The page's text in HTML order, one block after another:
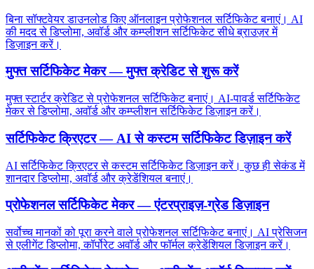
बिना सॉफ्टवेयर डाउनलोड किए ऑनलाइन प्रोफेशनल सर्टिफिकेट बनाएं। AI
की मदद से डिप्लोमा, अवॉर्ड और कम्प्लीशन सर्टिफिकेट सीधे ब्राउज़र में
डिज़ाइन करें।
मुफ्त सर्टिफिकेट मेकर — मुफ्त क्रेडिट से शुरू करें
मुफ्त स्टार्टर क्रेडिट से प्रोफेशनल सर्टिफिकेट बनाएं। AI-पावर्ड सर्टिफिकेट
मेकर से डिप्लोमा, अवॉर्ड और कम्प्लीशन सर्टिफिकेट डिज़ाइन करें।
सर्टिफिकेट क्रिएटर — AI से कस्टम सर्टिफिकेट डिज़ाइन करें
AI सर्टिफिकेट क्रिएटर से कस्टम सर्टिफिकेट डिज़ाइन करें। कुछ ही सेकंड में
शानदार डिप्लोमा, अवॉर्ड और क्रेडेंशियल बनाएं।
प्रोफेशनल सर्टिफिकेट मेकर — एंटरप्राइज़-ग्रेड डिज़ाइन
सर्वोच्च मानकों को पूरा करने वाले प्रोफेशनल सर्टिफिकेट बनाएं। AI प्रेसिजन
से एलीगेंट डिप्लोमा, कॉर्पोरेट अवॉर्ड और फॉर्मल क्रेडेंशियल डिज़ाइन करें।